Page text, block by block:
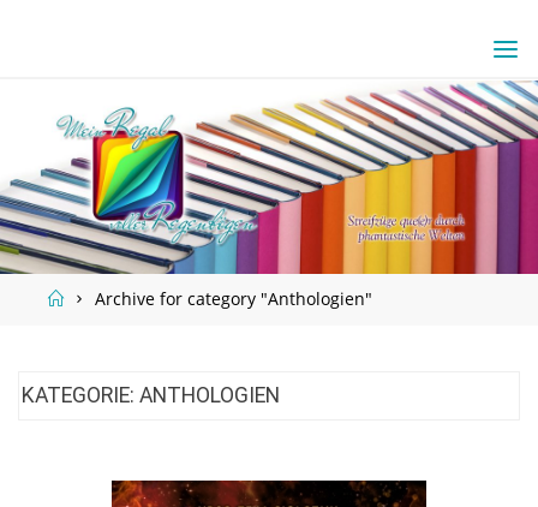
HomeArchive for category "Anthologien"
KATEGORIE:ANTHOLOGIEN